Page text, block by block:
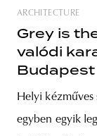
ARCHITECTURE
Grey is
valódi
Budapest
Helyi kézműves
egyben egyik